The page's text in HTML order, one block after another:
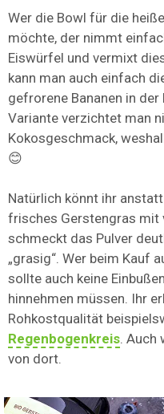
Wer die Bowl für die
möchte, der nimmt
Eiswürfel und vermixt
kann man auch einfach
gefrorene Bananen in
Variante verzichtet man
Kokosgeschmack,
😊
Natürlich könnt ihr
frisches Gerstengras mit
schmeckt das Pulver
„grasig“. Wer beim Kauf
sollte auch keine
hinnehmen müssen. Ihr
Rohkostqualität
Regenbogenkreis. Auch
von dort.